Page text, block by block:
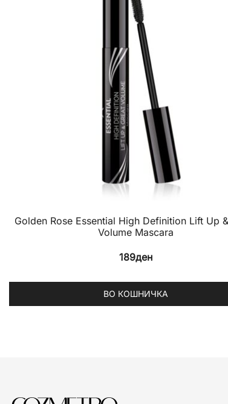
Golden Rose Essential High Definition Lift Up
Volume Mascara
189ден
ВО КОШНИЧКА